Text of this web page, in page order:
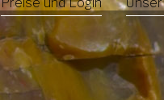
Preise und Login